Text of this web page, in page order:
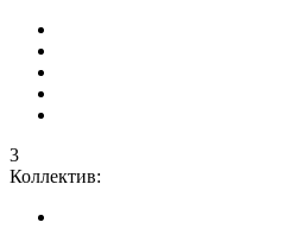
3
Коллектив: